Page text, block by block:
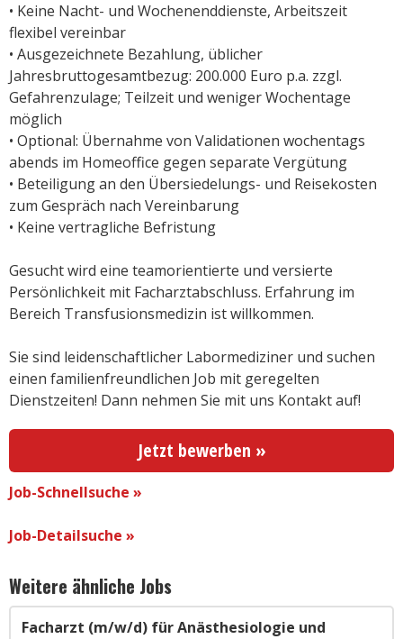
• Keine Nacht- und Wochenenddienste, Arbeitszeit
flexibel vereinbar
• Ausgezeichnete Bezahlung, üblicher
Jahresbruttogesamtbezug: 200.000 Euro p.a. zzgl.
Gefahrenzulage; Teilzeit und weniger Wochentage
möglich
• Optional: Übernahme von Validationen wochentags
abends im Homeoffice gegen separate Vergütung
• Beteiligung an den Übersiedelungs- und Reisekosten
zum Gespräch nach Vereinbarung
• Keine vertragliche Befristung
Gesucht wird eine teamorientierte und versierte
Persönlichkeit mit Facharztabschluss. Erfahrung im
Bereich Transfusionsmedizin ist willkommen.
Sie sind leidenschaftlicher Labormediziner und suchen
einen familienfreundlichen Job mit geregelten
Dienstzeiten! Dann nehmen Sie mit uns Kontakt auf!
Jetzt bewerben »
Job-Schnellsuche »
Job-Detailsuche »
Weitere ähnliche Jobs
Facharzt (m/w/d) für Anästhesiologie und